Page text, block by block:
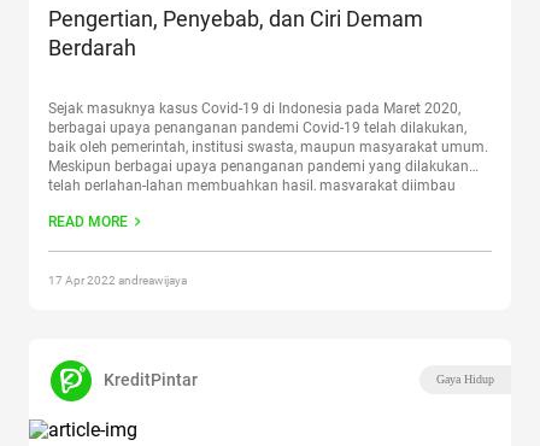
Pengertian, Penyebab, dan Ciri Demam
Berdarah
Sejak masuknya kasus Covid-19 di Indonesia pada Maret 2020,
berbagai upaya penanganan pandemi Covid-19 telah dilakukan,
baik oleh pemerintah, institusi swasta, maupun masyarakat umum.
Meskipun berbagai upaya penanganan pandemi yang dilakukan
telah perlahan-lahan membuahkan hasil, masyarakat diimbau
virus Covid-19 yang datang dari dalam maupun luar
READ MORE
17 Apr 2022 andreawijaya
KreditPintar Gaya Hidup